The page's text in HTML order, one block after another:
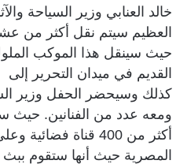
خالد العنابي وزير السياحة
العظيم سيتم نقل أكثر من
حيث سينقل هذا الموكب
القديم في ميدان التحرير
كذلك وسيحضر الحفل وزير
ومعه عدد من الفنانين. حيث
أكثر من 400 قناة
المصرية حيث أنها ستقوم ببث